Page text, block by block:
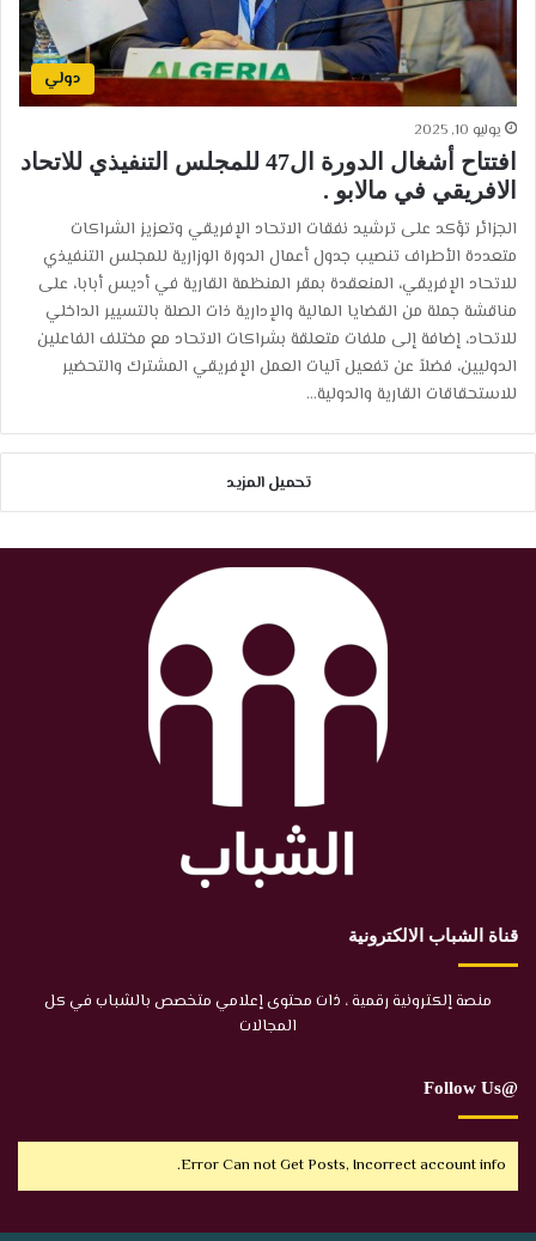
دولي
يوليو 10, 2025
افتتاح أشغال الدورة ال47 للمجلس التنفيذي للاتحاد
الافريقي في مالابو .
الجزائر تؤكد على ترشيد نفقات الاتحاد الإفريقي وتعزيز الشراكات
متعددة الأطراف تنصيب جدول أعمال الدورة الوزارية للمجلس التنفيذي
للاتحاد الإفريقي، المنعقدة بمقر المنظمة القارية في أديس أبابا، على
مناقشة جملة من القضايا المالية والإدارية ذات الصلة بالتسيير الداخلي
للاتحاد، إضافة إلى ملفات متعلقة بشراكات الاتحاد مع مختلف الفاعلين
الدوليين، فضلاً عن تفعيل آليات العمل الإفريقي المشترك والتحضير
للاستحقاقات القارية والدولية…
تحميل المزيد
قناة الشباب الالكترونية
منصة إلكترونية رقمية ، ذات محتوى إعلامي متخصص بالشباب في كل
المجالات
@Follow Us
Error Can not Get Posts, Incorrect account info.